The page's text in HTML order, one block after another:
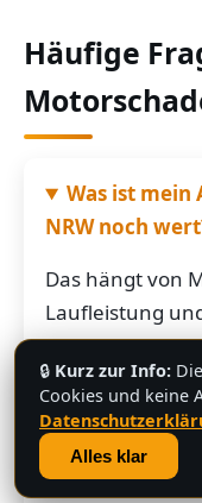
Häufige
Was ist
NRW noch
Das hängt von
Laufleistung
grobe
bringen je nach
der Teile oft
mehrere
Fahrzeugdaten
🔒 Kurz zur Info:
Cookies und keine
Alles klar